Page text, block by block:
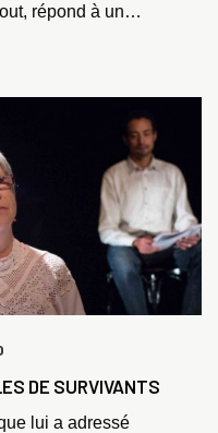
répond à un…
DE SURVIVANTS
lui a adressé